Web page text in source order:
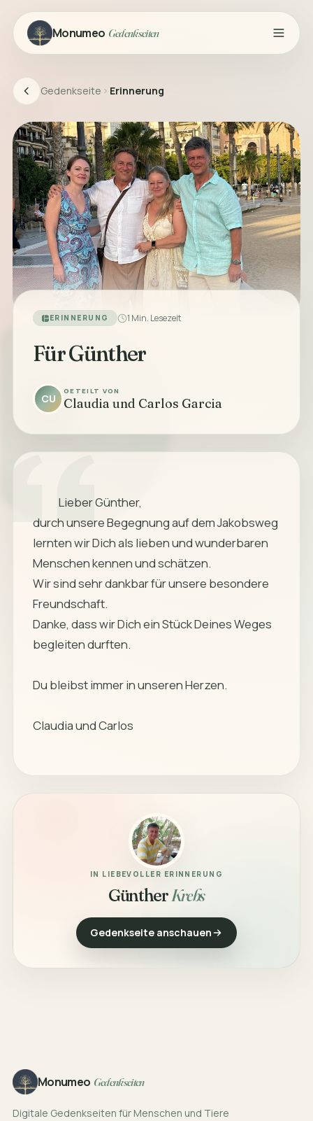
Monumeo Gedenkseiten
Gedenkseite Erinnerung
ERINNERUNG 1 Min. Lesezeit
Für Günther
CU
GETEILT VON
Claudia und Carlos Garcia
durch unsere Begegnung auf dem Jakobsweg
lernten wir Dich als lieben und wunderbaren
Menschen kennen und schätzen.
Wir sind sehr dankbar für unsere besondere
Freundschaft.
Danke, dass wir Dich ein Stück Deines Weges
begleiten durften.
Du bleibst immer in unseren Herzen.
Claudia und Carlos
IN LIEBEVOLLER ERINNERUNG
GüntherKrebs
Gedenkseite anschauen
FooterMonumeo Gedenkseiten
Digitale Gedenkseiten für Menschen und Tiere